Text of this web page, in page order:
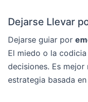
Dejarse Llevar
Dejarse guiar por
El miedo o la
decisiones. Es
estrategia basada en